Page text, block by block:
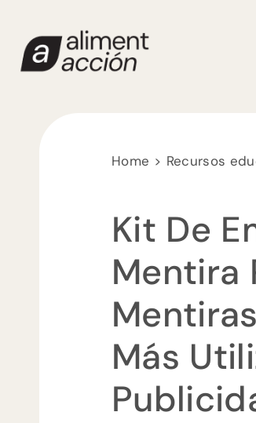
contenido
Home Recursos
Kit De
Mentira
Más